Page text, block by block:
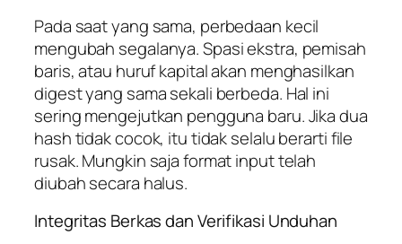
Pada saat yang sama, perbedaan kecil
mengubah segalanya. Spasi ekstra, pemisah
baris, atau huruf kapital akan menghasilkan
digest yang sama sekali berbeda. Hal ini
sering mengejutkan pengguna baru. Jika dua
hash tidak cocok, itu tidak selalu berarti file
rusak. Mungkin saja format input telah
diubah secara halus.
Integritas Berkas dan Verifikasi Unduhan